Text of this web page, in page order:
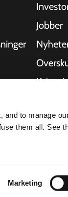
and to manage
them all. See
Marketing
Jobber
© 2026 - Allego BV